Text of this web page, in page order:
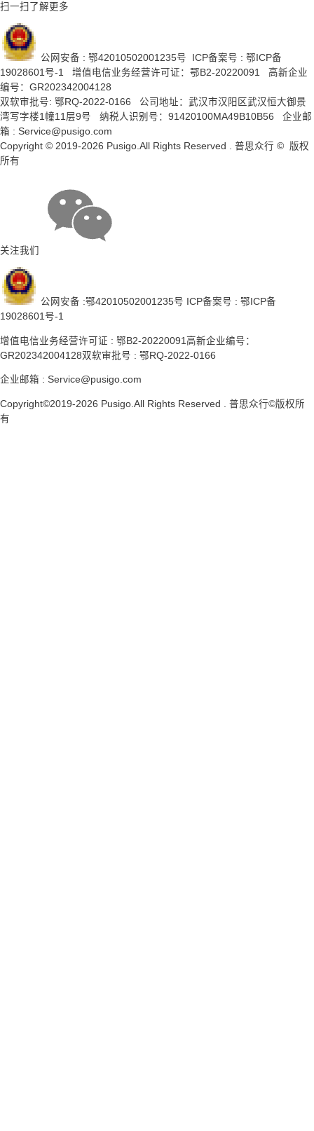
扫一扫了解更多
公网安备 : 鄂42010502001235号
ICP备案号 : 鄂ICP备
19028601号-1
增值电信业务经营许可证：鄂B2-20220091 高新企业
编号：GR202342004128
双软审批号: 鄂RQ-2022-0166 公司地址：武汉市汉阳区武汉恒大御景
湾写字楼1幢11层9号 纳税人识别号：91420100MA49B10B56 企业邮
箱 : Service@pusigo.com
Copyright © 2019-2026 Pusigo.All Rights Reserved . 普思众行 © 版权
所有
关注我们
公网安备 :鄂42010502001235号 ICP备案号 : 鄂ICP备
19028601号-1
增值电信业务经营许可证 : 鄂B2-20220091 高新企业编号：
GR202342004128双软审批号 : 鄂RQ-2022-0166
企业邮箱 : Service@pusigo.com
Copyright©2019-2026 Pusigo.All Rights Reserved . 普思众行©版权所
有